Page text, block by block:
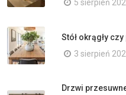
5 sierpień
Stół okrągły
3 sierpień
Drzwi